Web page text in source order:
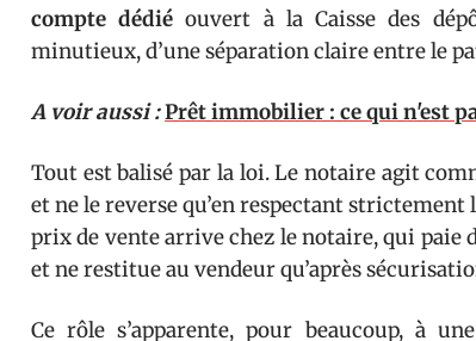
compte dédié ouvert à la Caisse des
minutieux, d’une séparation claire entre le
A voir aussi :Prêt immobilier : ce qui n'est
Tout est balisé par la loi. Le notaire agit
et ne le reverse qu’en respectant
prix de vente arrive chez le notaire, qui paie
et ne restitue au vendeur qu’après
Ce rôle s’apparente, pour beaucoup, à